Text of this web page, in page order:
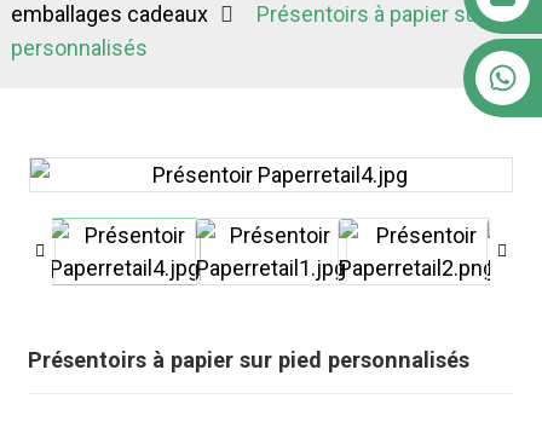
emballages cadeaux
Présentoirs à papier sur pied
personnalisés
Présentoirs à papier sur pied personnalisés